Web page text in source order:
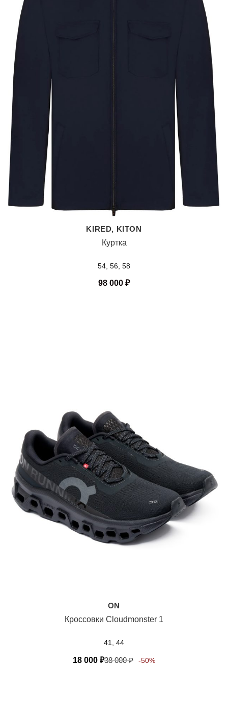
KIRED, KITON
Куртка
54, 56, 58
98 000 ₽
ON
Кроссовки Cloudmonster 1
41, 44
18 000 ₽38 000₽ -50%